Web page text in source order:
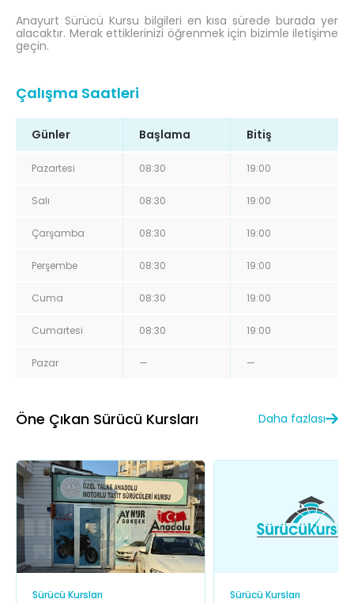
Anayurt Sürücü Kursu bilgileri en kısa sürede burada yer
alacaktır. Merak ettiklerinizi öğrenmek için bizimle iletişime
geçin.
Çalışma Saatleri
Günler Başlama Bitiş
Pazartesi 08:30 19:00
Salı 08:30 19:00
Çarşamba 08:30 19:00
Perşembe 08:30 19:00
Cuma 08:30 19:00
Cumartesi 08:30 19:00
Pazar — —
Öne Çıkan Sürücü Kursları Daha fazlası
Sürücü Kursları Sürücü Kursları